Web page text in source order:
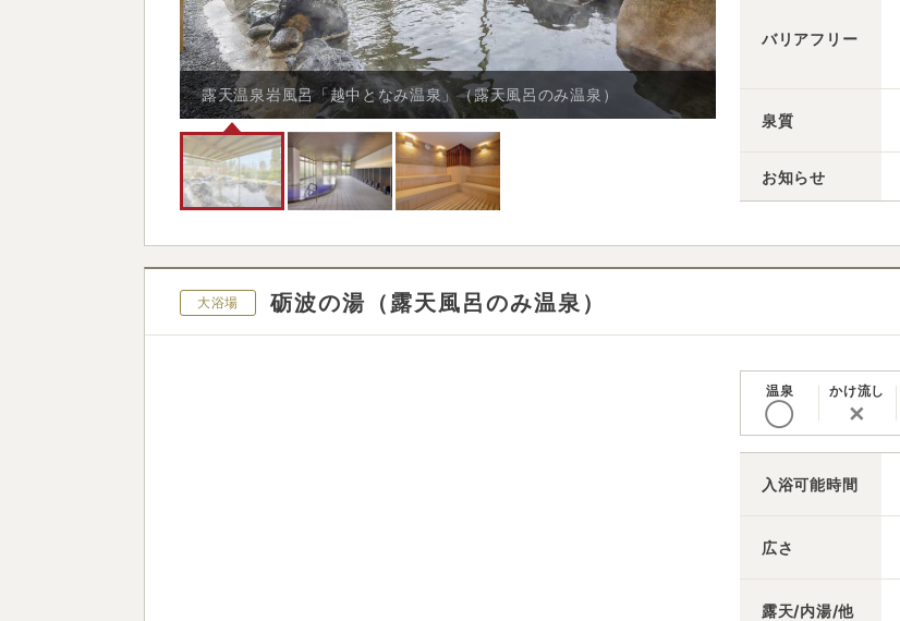
露天温泉岩風呂「越中となみ温泉」（露天風呂のみ温泉）
バリアフリー
泉質
お知らせ
大浴場 砺波の湯（露天風呂のみ温泉）
温泉
◯
かけ流し
✕
入浴可能時間
広さ
露天/内湯/他